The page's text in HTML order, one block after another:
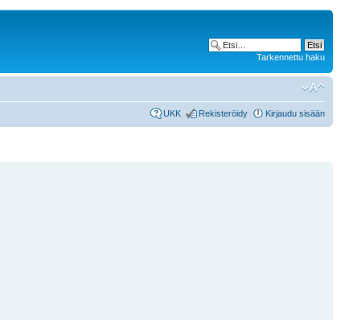
Tarkennettu haku
UKK Rekisteröidy Kirjaudu sisään